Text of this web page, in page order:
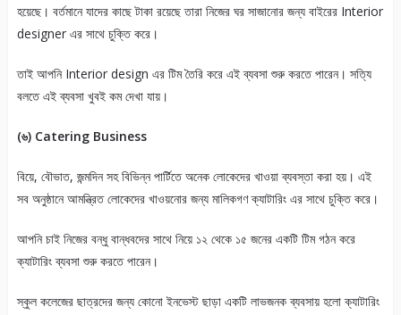
হয়েছে। বর্তমানে যাদের কাছে টাকা রয়েছে তারা নিজের ঘর সাজানোর জন্য বাইরের Interior
designer এর সাথে চুক্তি করে।
তাই আপনি Interior design এর টিম তৈরি করে এই ব্যবসা শুরু করতে পারেন। সত্যি
বলতে এই ব্যবসা খুবই কম দেখা যায়।
(৬) Catering Business
বিয়ে, বৌভাত, জন্মদিন সহ বিভিন্ন পার্টিতে অনেক লোকেদের খাওয়া ব্যবস্তা করা হয়। এই
সব অনুষ্ঠানে আমন্ত্রিত লোকেদের খাওয়নোর জন্য মালিকগণ ক্যাটারিং এর সাথে চুক্তি করে।
আপনি চাই নিজের বন্ধু বান্ধবদের সাথে নিয়ে ১২ থেকে ১৫ জনের একটি টিম গঠন করে
ক্যাটারিং ব্যবসা শুরু করতে পারেন।
স্কুল কলেজের ছাত্রদের জন্য কোনো ইনভেস্ট ছাড়া একটি লাভজনক ব্যবসায় হলো ক্যাটারিং